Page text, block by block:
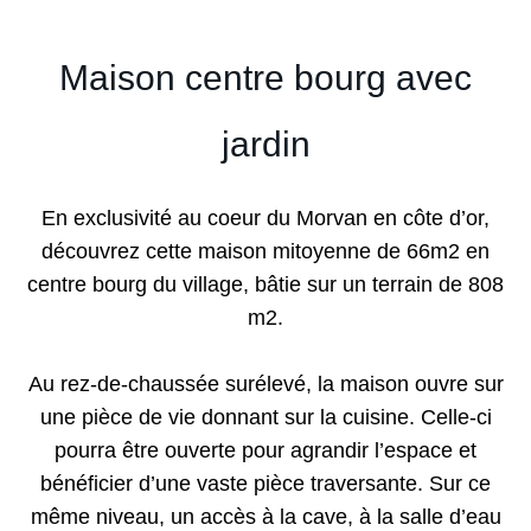
Maison centre bourg avec
jardin
En exclusivité au coeur du Morvan en côte d’or,
découvrez cette maison mitoyenne de 66m2 en
centre bourg du village, bâtie sur un terrain de 808
m2.
Au rez-de-chaussée surélevé, la maison ouvre sur
une pièce de vie donnant sur la cuisine. Celle-ci
pourra être ouverte pour agrandir l’espace et
bénéficier d’une vaste pièce traversante. Sur ce
même niveau, un accès à la cave, à la salle d’eau